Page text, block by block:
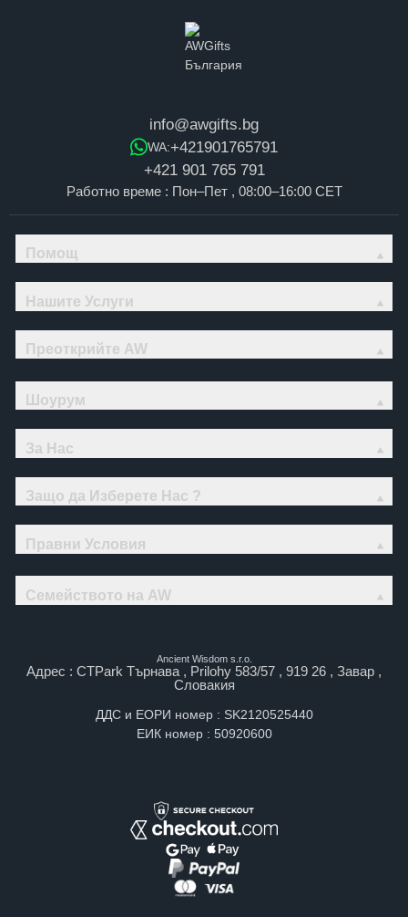
info@awgifts.bg
WA:+421901765791
+421 901 765 791
Работно време : Пон–Пет , 08:00–16:00 CET
Помощ
Нашите Услуги
Преоткрийте AW
Шоурум
За Нас
Защо да Изберете Нас ?
Правни Условия
Семейството на AW
Ancient Wisdom s.r.o.
Адрес : CTPark Търнава , Prilohy 583/57 , 919 26 , Завар ,
Словакия
ДДС и ЕОРИ номер : SK2120525440
ЕИК номер : 50920600